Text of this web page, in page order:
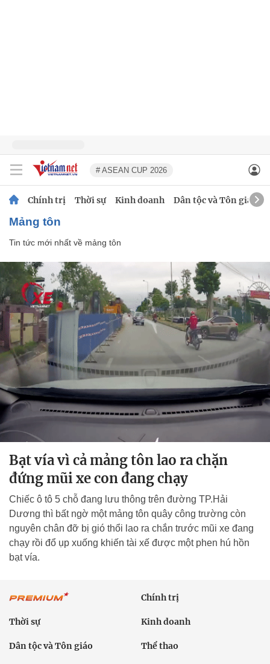
# ASEAN CUP 2026
Chính trị Thời sự Kinh doanh Dân tộc và Tôn giáo
mảng tôn
Tin tức mới nhất về mảng tôn
Bạt vía vì cả mảng tôn lao ra chặn
đứng mũi xe con đang chạy
Chiếc ô tô 5 chỗ đang lưu thông trên đường TP.Hải
Dương thì bất ngờ một mảng tôn quây công trường còn
nguyên chân đỡ bị gió thổi lao ra chắn trước mũi xe đang
chạy rồi đổ ụp xuống khiến tài xế được một phen hú hồn
bạt vía.
Chính trị
Thời sự Kinh doanh
Dân tộc và Tôn giáo Thể thao